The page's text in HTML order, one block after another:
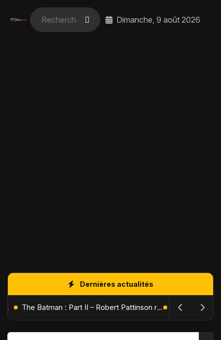
Dimanche, 9 août 2026
Dernières actualités
L'Âge de Glace : Le Réveil du Volcan – Manny, Sid et Diego de retour pour une aventure explosive The Batman : Part II – Robert Pattinson replonge dans les ténèbres de Gotham dès octobre 2027